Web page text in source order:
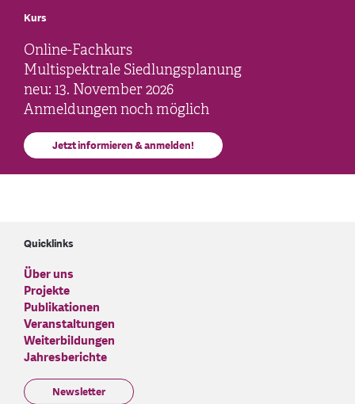
Kurs
Online-Fachkurs
Multispektrale Siedlungsplanung
neu: 13. November 2026
Anmeldungen noch möglich
Jetzt informieren & anmelden!
Quicklinks
Über uns
Projekte
Publikationen
Veranstaltungen
Weiterbildungen
Jahresberichte
Newsletter